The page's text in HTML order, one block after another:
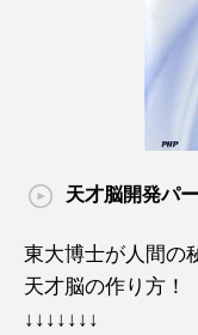
天才脳開発パ
東大博士が人間の
天才脳の作り方！
↓↓↓↓↓↓↓